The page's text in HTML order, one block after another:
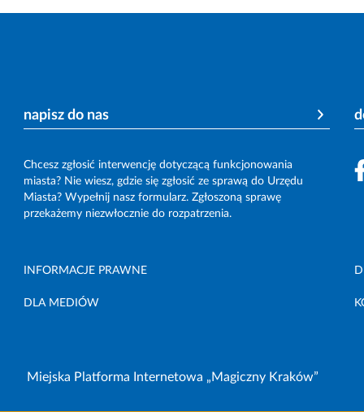
napisz do nas
Chcesz zgłosić interwencję dotyczącą funkcjonowania
miasta? Nie wiesz, gdzie się zgłosić ze sprawą do Urzędu
Miasta? Wypełnij nasz formularz. Zgłoszoną sprawę
przekażemy niezwłocznie do rozpatrzenia.
INFORMACJE PRAWNE
DLA MEDIÓW
Miejska Platforma Internetowa „Magiczny Kraków”